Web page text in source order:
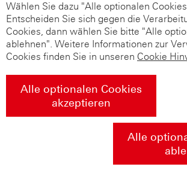
Wählen Sie dazu "Alle optionalen
Entscheiden Sie sich gegen die
Cookies, dann wählen Sie bitte "Alle
ablehnen". Weitere Informationen zur
Cookies finden Sie in unseren Cookie
Alle optionalen Cookies
akzeptieren
Alle